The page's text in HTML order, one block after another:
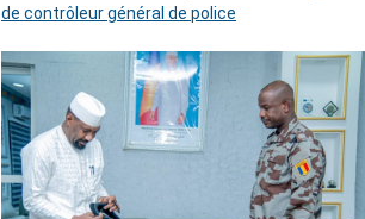
de contrôleur général de police